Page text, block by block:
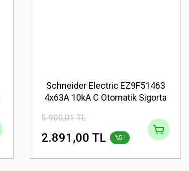
Schneider Electric EZ9F51463
4x63A 10kA C Otomatik Sigorta
5.900,01 TL
2.891,00 TL %51